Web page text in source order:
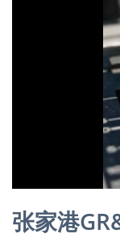
张家港